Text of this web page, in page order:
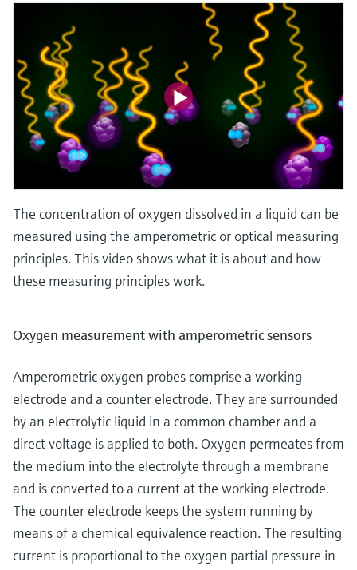
The concentration of oxygen dissolved in a liquid can be
measured using the amperometric or optical measuring
principles. This video shows what it is about and how
these measuring principles work.
Oxygen measurement with amperometric sensors
Amperometric oxygen probes comprise a working
electrode and a counter electrode. They are surrounded
by an electrolytic liquid in a common chamber and a
direct voltage is applied to both. Oxygen permeates from
the medium into the electrolyte through a membrane
and is converted to a current at the working electrode.
The counter electrode keeps the system running by
means of a chemical equivalence reaction. The resulting
current is proportional to the oxygen partial pressure in